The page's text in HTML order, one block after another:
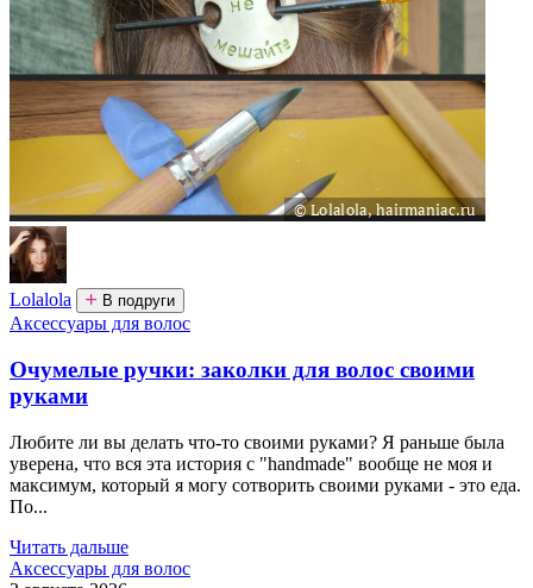
Lolalola В подруги
Аксессуары для волос
Очумелые ручки: заколки для волос своими
руками
Любите ли вы делать что-то своими руками? Я раньше была
уверена, что вся эта история с "handmade" вообще не моя и
максимум, который я могу сотворить своими руками - это еда.
По...
Читать дальше
Аксессуары для волос